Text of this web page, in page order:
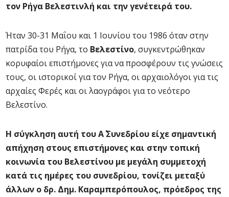
τον Ρήγα Βελεστινλή και την γενέτειρά του.
Ήταν 30-31 Μαΐου και 1 Ιουνίου του 1986 όταν στην
πατρίδα του Ρήγα, το Βελεστίνο, συγκεντρώθηκαν
κορυφαίοι επιστήμονες για να προσφέρουν τις γνώσεις
τους, οι ιστορικοί για τον Ρήγα, οι αρχαιολόγοι για τις
αρχαίες Φερές και οι λαογράφοι για το νεότερο
Βελεστίνο.
Η σύγκληση αυτή του Α΄ Συνεδρίου είχε σημαντική
απήχηση στους επιστήμονες και στην τοπική
κοινωνία του Βελεστίνου με μεγάλη συμμετοχή
κατά τις ημέρες του συνεδρίου, τονίζει μεταξύ
άλλων ο δρ. Δημ. Καραμπερόπουλος, πρόεδρος της